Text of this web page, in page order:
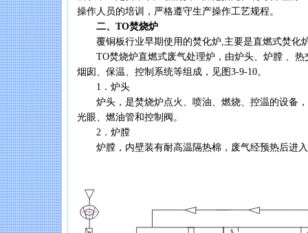
操作人员的培训，严格遵守生产操作工艺规程。
二、TO焚烧炉
覆铜板行业早期使用的焚化炉,主要是直燃式焚化
TO焚烧炉直燃式废气处理炉，由炉头、炉膛 、热
烟囱、保温、控制系统等组成，见图3-9-10。
1．炉头
炉头，是焚烧炉点火、喷油、燃烧、控温的设备，
光眼、燃油管和控制阀。
2．炉膛
炉膛，内壁装有耐高温隔热棉，废气经预热后进入